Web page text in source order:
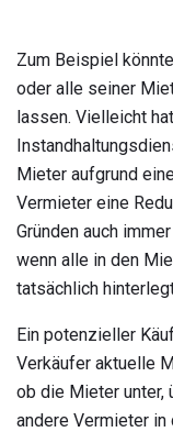
Zum Beispiel
oder alle seiner
lassen. Vielleicht
Mieter aufgrund
Vermieter eine
Gründen auch
wenn alle in den
tatsächlich
Ein potenzieller
Verkäufer aktuelle
ob die Mieter unter,
andere Vermieter in